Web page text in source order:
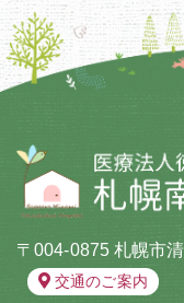
〒004-0875 札幌市
交通のご案内